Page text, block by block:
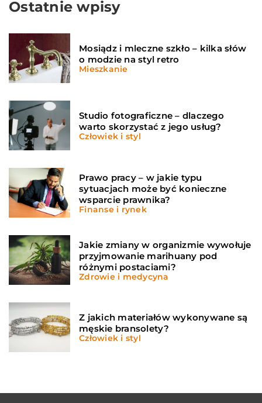
Ostatnie wpisy
Mosiądz i mleczne szkło – kilka słów
o modzie na styl retro
Mieszkanie
Studio fotograficzne – dlaczego
warto skorzystać z jego usług?
Człowiek i styl
Prawo pracy – w jakie typu
sytuacjach może być konieczne
wsparcie prawnika?
Finanse i rynek
Jakie zmiany w organizmie wywołuje
przyjmowanie marihuany pod
różnymi postaciami?
Zdrowie i medycyna
Z jakich materiałów wykonywane są
męskie bransolety?
Człowiek i styl